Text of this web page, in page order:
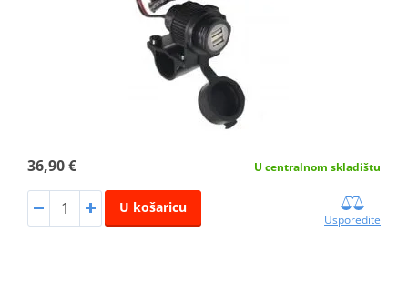
36,90 € U centralnom skladištu
U košaricu
Usporedite